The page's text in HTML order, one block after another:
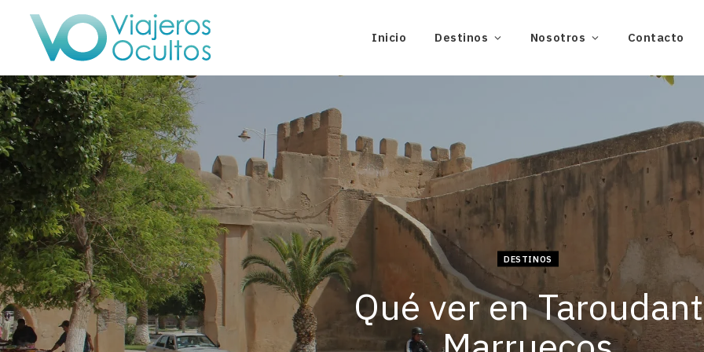
Inicio Destinos Nosotros Contacto
DESTINOS
Qué ver en Taroudant